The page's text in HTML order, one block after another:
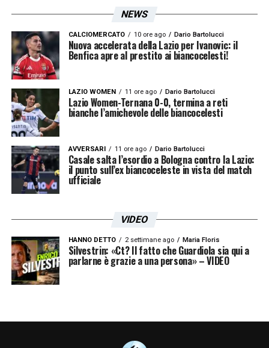
NEWS
CALCIOMERCATO 10 ore ago Dario Bartolucci
Nuova accelerata della Lazio per Ivanovic: il
Benfica apre al prestito ai biancocelesti!
LAZIO WOMEN 11 ore ago Dario Bartolucci
Lazio Women-Ternana 0-0, termina a reti
bianche l’amichevole delle biancocelesti
AVVERSARI 11 ore ago Dario Bartolucci
Casale salta l’esordio a Bologna contro la Lazio:
il punto sull’ex biancoceleste in vista del match
ufficiale
VIDEO
HANNO DETTO 2 settimane ago Maria Floris
Silvestrin: «Ct? Il fatto che Guardiola sia qui a
parlarne è grazie a una persona» – VIDEO